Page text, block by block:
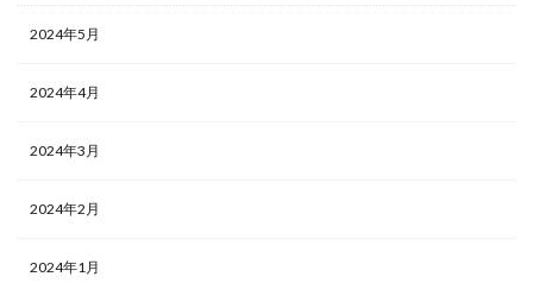
2024年5月
2024年4月
2024年3月
2024年2月
2024年1月